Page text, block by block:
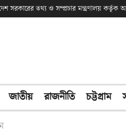
সরকারের তথ্য ও সম্প্রচার মন্ত্রণালয় কর্তৃক
জাতীয় রাজনীতি চট্টগ্রাম